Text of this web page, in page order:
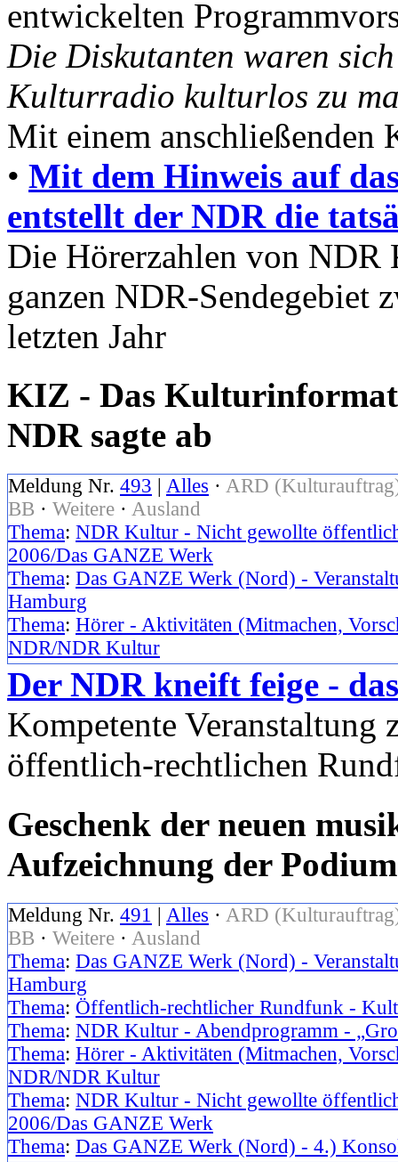
entwickelten
Die Diskutanten waren
Kulturradio kulturlos zu
Mit einem anschließenden
• Mit dem Hinweis auf
entstellt der NDR die
Die Hörerzahlen von
ganzen NDR-Sendegebiet
letzten Jahr
KIZ - Das
NDR sagte ab
Meldung Nr. 493 Alles · ARD
BB · Weitere · Ausland
Thema: NDR Kultur - Nicht gewollte
2006/Das GANZE Werk
Thema: Das GANZE Werk (Nord) -
Hamburg
Thema: Hörer - Aktivitäten (Mitmachen,
NDR/NDR Kultur
Der NDR kneift feige -
Kompetente Veranstaltung
öffentlich-rechtlichen
Geschenk der neuen
Aufzeichnung der
Meldung Nr. 491 | Alles · ARD
BB · Weitere · Ausland
Thema: Das GANZE Werk (Nord) -
Hamburg
Thema: Öffentlich-rechtlicher Rundfunk -
Thema: NDR Kultur - Abendprogramm -
Thema: Hörer - Aktivitäten (Mitmachen,
NDR/NDR Kultur
Thema: NDR Kultur - Nicht gewollte
2006/Das GANZE Werk
Thema: Das GANZE Werk (Nord) - 4.)